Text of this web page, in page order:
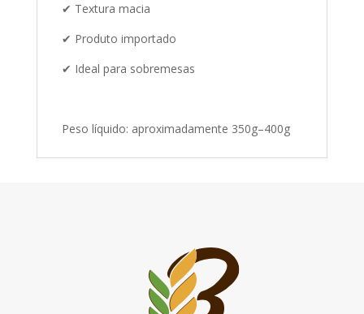
✔ Textura macia
✔ Produto importado
✔ Ideal para sobremesas
Peso líquido: aproximadamente 350g–400g